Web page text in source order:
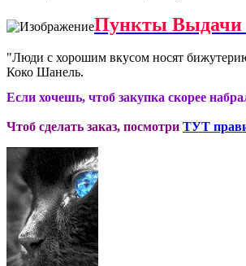
Пункты Выдачи
"Люди с хорошим вкусом носят
Коко Шанель.
Если хочешь, чтоб закупка скорее
Чтоб сделать заказ, посмотри ТУТ